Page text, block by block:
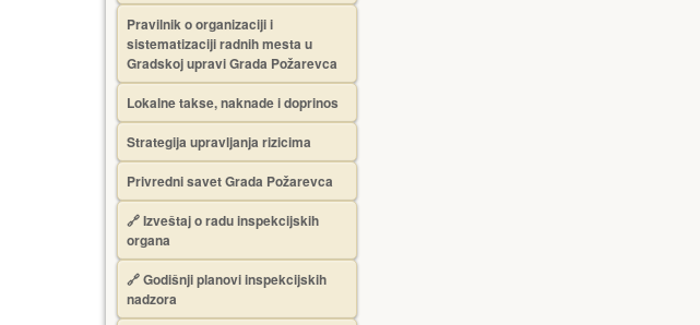
Pravilnik o organizaciji i
sistematizaciji radnih mesta u
Gradskoj upravi Grada Požarevca
Lokalne takse, naknade i doprinos
Strategija upravljanja rizicima
Privredni savet Grada Požarevca
🔗Izveštaj o radu inspekcijskih
organa
🔗Godišnji planovi inspekcijskih
nadzora